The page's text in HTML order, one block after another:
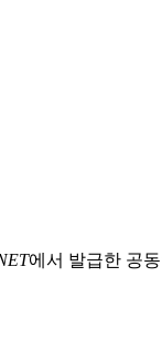
에서 발급한 공